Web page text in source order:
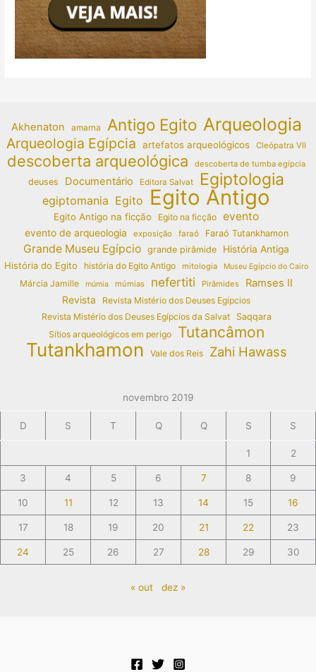
Akhenaton amarna Antigo Egito Arqueologia
Arqueologia Egípcia artefatos arqueológicos Cleópatra VII
descoberta arqueológica descoberta de tumba egípcia
deuses Documentário Editora Salvat Egiptologia
egiptomania Egito Egito Antigo
Egito Antigo na ficção Egito na ficção evento
evento de arqueologia exposição faraó Faraó Tutankhamon
Grande Museu Egípcio grande pirâmide
História Antiga
História do Egito
história do Egito Antigo mitologia Museu Egípcio do Cairo
Márcia Jamille múmia múmias nefertiti Pirâmides Ramses II
Revista
Revista Mistério dos Deuses Egípcios
Revista Mistério dos Deuses Egípcios da Salvat
Saqqara
Sítios arqueológicos em perigo
Tutancâmon
Tutankhamon Vale dos Reis Zahi Hawass
novembro 2019
D S T Q Q S S
1 2
3 4 5 6 7 8 9
10 11 12 13 14 15 16
17 18 19 20 21 22 23
24 25 26 27 28 29 30
« out dez »